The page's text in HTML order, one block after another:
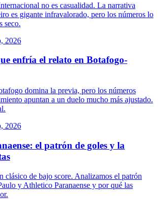
no es casualidad. La narrativa
es gigante infravalorado, pero los números lo
seco.
2026
enfría el relato en Botafogo-
domina la previa, pero los números
apuntan a un duelo mucho más ajustado.
2026
el patrón de goles y la
clásico de bajo score. Analizamos el patrón
y Athletico Paranaense y por qué las